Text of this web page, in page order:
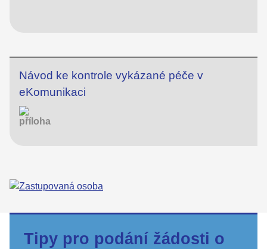
Návod ke kontrole vykázané péče v
eKomunikaci
Tipy pro podání žádosti o